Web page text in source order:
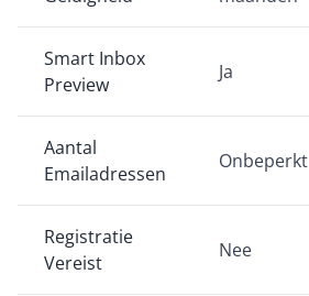
Smart Inbox
Preview
Ja
Aantal
Emailadressen
Onbeperkt
Registratie
Vereist
Nee